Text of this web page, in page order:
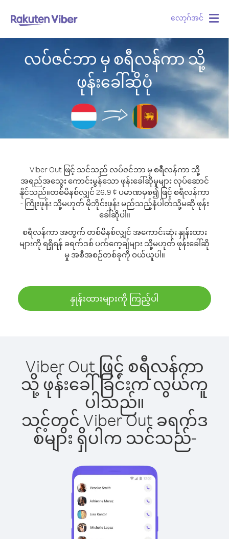
လော့ဂ်အင်
လပ်ဇင်ဘာ မှ စရီလန်ကာ သို့
ဖုန်းခေါ်ဆိုပုံ
Viber Out ဖြင့် သင်သည် လပ်ဇင်ဘာ မှ စရီလန်ကာ သို့
အရည်အသွေး ကောင်းမွန်သော ဖုန်းခေါ်ဆိုမှုများ လုပ်ဆောင်
နိုင်သည်။တစ်မိနစ်လျှင် 26.9 ¢ ပမာဏမှစ၍ ဖြင့် စရီလန်ကာ
- ကြိုးဖုန်း သို့မဟုတ် မိုဘိုင်းဖုန်း မည်သည့်နံပါတ်သို့မဆို ဖုန်း
ခေါ်ဆိုပါ။
စရီလန်ကာ အတွက် တစ်မိနစ်လျှင် အကောင်းဆုံး နှုန်းထား
များကို ရရှိရန် ခရက်ဒစ် ပက်ကေ့ချ်များ သို့မဟုတ် ဖုန်းခေါ်ဆို
မှု အစီအစဉ်တစ်ခုကို ဝယ်ယူပါ။
နှုန်းထားများကို ကြည့်ပါ
Viber Out ဖြင့် စရီလန်ကာ
သို့ ဖုန်းခေါ်ခြင်းက လွယ်ကူ
ပါသည်။
သင့်တွင် Viber Out ခရက်ဒ
စ်များ ရှိပါက သင်သည်-